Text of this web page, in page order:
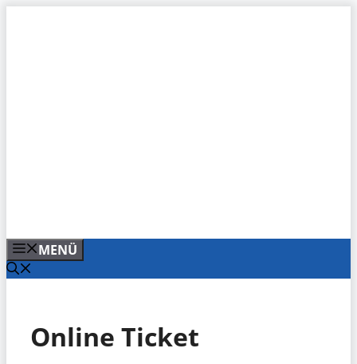
MENÜ
Online Ticket